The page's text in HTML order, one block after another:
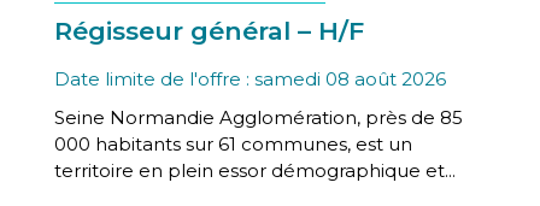
Régisseur général – H/F
Date limite de l'offre : samedi 08 août 2026
Seine Normandie Agglomération, près de 85
000 habitants sur 61 communes, est un
territoire en plein essor démographique et...